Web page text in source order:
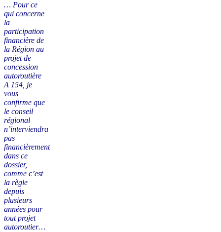
… Pour ce
qui concerne
la
participation
financière de
la Région au
projet de
concession
autoroutière
A 154, je
vous
confirme que
le conseil
régional
n’interviendra
pas
financièrement
dans ce
dossier,
comme c’est
la règle
depuis
plusieurs
années pour
tout projet
autoroutier…